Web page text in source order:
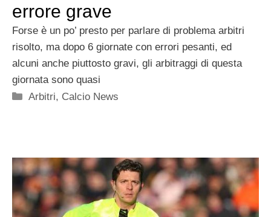
errore grave
Forse è un po’ presto per parlare di problema arbitri
risolto, ma dopo 6 giornate con errori pesanti, ed
alcuni anche piuttosto gravi, gli arbitraggi di questa
giornata sono quasi
Categorie
Arbitri, Calcio News